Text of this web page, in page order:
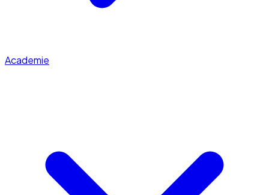
Academie